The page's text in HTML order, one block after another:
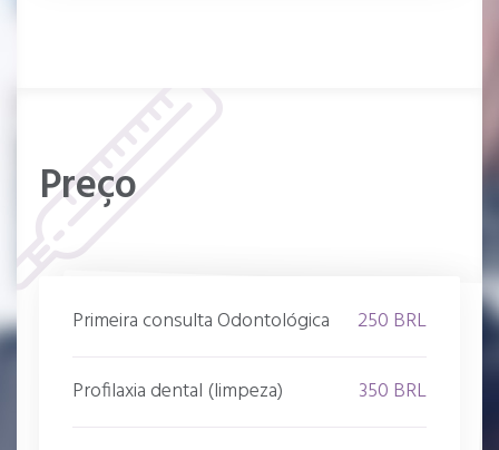
Preço
Primeira consulta Odontológica 250 BRL
Profilaxia dental (limpeza) 350 BRL